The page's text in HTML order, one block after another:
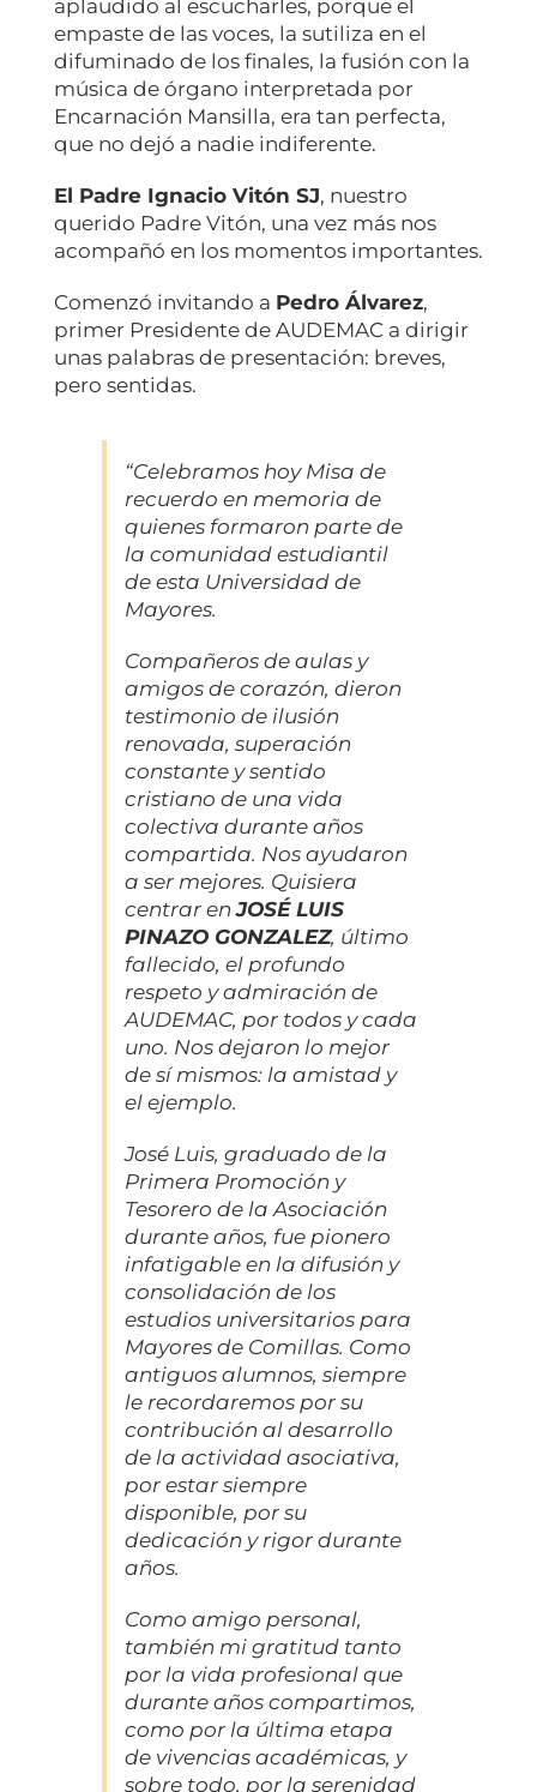
aplaudido al escucharles, porque el
empaste de las voces, la sutiliza en el
difuminado de los finales, la fusión con la
música de órgano interpretada por
Encarnación Mansilla, era tan perfecta,
que no dejó a nadie indiferente.
El Padre Ignacio Vitón SJ, nuestro
querido Padre Vitón, una vez más nos
acompañó en los momentos importantes.
Comenzó invitando a Pedro Álvarez,
primer Presidente de AUDEMAC a dirigir
unas palabras de presentación: breves,
pero sentidas.
“Celebramos hoy Misa de
recuerdo en memoria de
quienes formaron parte de
la comunidad estudiantil
de esta Universidad de
Mayores.
Compañeros de aulas y
amigos de corazón, dieron
testimonio de ilusión
renovada, superación
constante y sentido
cristiano de una vida
colectiva durante años
compartida. Nos ayudaron
a ser mejores. Quisiera
centrar enJOSÉ LUIS
PINAZO GONZALEZ, último
fallecido, el profundo
respeto y admiración de
AUDEMAC, por todos y cada
uno. Nos dejaron lo mejor
de sí mismos: la amistad y
el ejemplo.
José Luis, graduado de la
Primera Promoción y
Tesorero de la Asociación
durante años, fue pionero
infatigable en la difusión y
consolidación de los
estudios universitarios para
Mayores de Comillas. Como
antiguos alumnos, siempre
le recordaremos por su
contribución al desarrollo
de la actividad asociativa,
por estar siempre
disponible, por su
dedicación y rigor durante
años.
Como amigo personal,
también mi gratitud tanto
por la vida profesional que
durante años compartimos,
como por la última etapa
de vivencias académicas, y
sobre todo, por la serenidad